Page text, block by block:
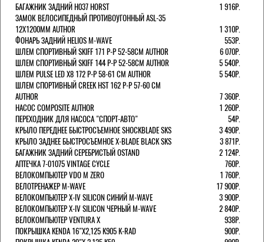
БАГАЖНИК ЗАДНИЙ H037 HORST
1 916Р.
ЗАМОК ВЕЛОСИПЕДНЫЙ ПРОТИВОУГОННЫЙ ASL-35
12Х1200ММ AUTHOR
1 310Р.
ФОНАРЬ ЗАДНИЙ HELIOS M-WAVE
553Р.
ШЛЕМ СПОРТИВНЫЙ SKIFF 171 Р-Р 52-58СМ AUTHOR
6 070Р.
ШЛЕМ СПОРТИВНЫЙ SKIFF 144 Р-Р 52-58СМ AUTHOR
5 540Р.
ШЛЕМ PULSE LED X8 172 Р-Р 58-61 СМ AUTHOR
5 540Р.
ШЛЕМ СПОРТИВНЫЙ CREEK HST 162 Р-Р 57-60 СМ
AUTHOR
7 360Р.
НАСОС COMPOSITE AUTHOR
1 260Р.
ПЕРЕХОДНИК ДЛЯ НАСОСА "СПОРТ-АВТО"
54Р.
КРЫЛО ПЕРЕДНЕЕ БЫСТРОСЪЕМНОЕ SHOCKBLADE SKS
3 490Р.
КРЫЛО ЗАДНЕЕ БЫСТРОСЪЕМНОЕ X-BLADE BLACK SKS
3 871Р.
БАГАЖНИК ЗАДНИЙ СЕРЕБРИСТЫЙ OSTAND
2 124Р.
АПТЕЧКА 7-01075 VINTAGE CYCLE
760Р.
ВЕЛОКОМПЬЮТЕР VDO M ZERO
1 760Р.
ВЕЛОТРЕНАЖЕР M-WAVE
17 900Р.
ВЕЛОКОМПЬЮТЕР X-IV SILICON СИНИЙ M-WAVE
3 900Р.
ВЕЛОКОМПЬЮТЕР X-IV SILICON ЧЕРНЫЙ M-WAVE
2 840Р.
ВЕЛОКОМПЬЮТЕР VENTURA Х
938Р.
ПОКРЫШКА KENDA 16"Х2,125 K905 K-RAD
900Р.